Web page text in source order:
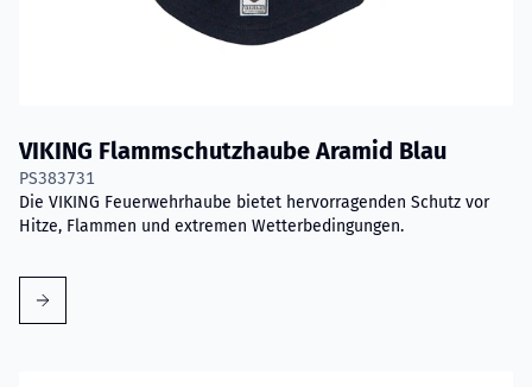
VIKING Flammschutzhaube Aramid Blau
PS383731
Die VIKING Feuerwehrhaube bietet hervorragenden Schutz vor
Hitze, Flammen und extremen Wetterbedingungen.